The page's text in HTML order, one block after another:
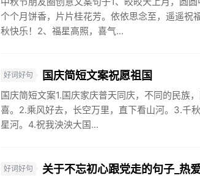
个个月饼香，片片桂花芳。依依思念至，遥遥祝
秋快乐！2、福星高照，喜气...
好词好句 国庆简短文案祝愿祖国
国庆简短文案1.国庆家庆普天同庆，不同的民族
喜。2.乘风好去，长空万里，直下看山河。3.千
星河。4.祝我泱泱大国...
好词好句 关于不忘初心跟党走的句子_热